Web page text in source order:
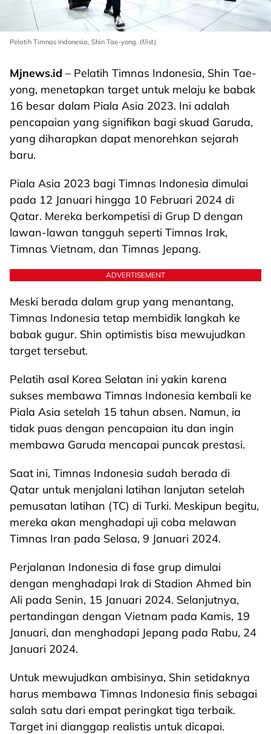
Pelatih Timnas Indonesia, Shin Tae-yong. (f/ist)
Mjnews.id – Pelatih Timnas Indonesia, Shin Tae-
yong, menetapkan target untuk melaju ke babak
16 besar dalam Piala Asia 2023. Ini adalah
pencapaian yang signifikan bagi skuad Garuda,
yang diharapkan dapat menorehkan sejarah
baru.
Piala Asia 2023 bagi Timnas Indonesia dimulai
pada 12 Januari hingga 10 Februari 2024 di
Qatar. Mereka berkompetisi di Grup D dengan
lawan-lawan tangguh seperti Timnas Irak,
Timnas Vietnam, dan Timnas Jepang.
ADVERTISEMENT
Meski berada dalam grup yang menantang,
Timnas Indonesia tetap membidik langkah ke
babak gugur. Shin optimistis bisa mewujudkan
target tersebut.
Pelatih asal Korea Selatan ini yakin karena
sukses membawa Timnas Indonesia kembali ke
Piala Asia setelah 15 tahun absen. Namun, ia
tidak puas dengan pencapaian itu dan ingin
membawa Garuda mencapai puncak prestasi.
Saat ini, Timnas Indonesia sudah berada di
Qatar untuk menjalani latihan lanjutan setelah
pemusatan latihan (TC) di Turki. Meskipun begitu,
mereka akan menghadapi uji coba melawan
Timnas Iran pada Selasa, 9 Januari 2024.
Perjalanan Indonesia di fase grup dimulai
dengan menghadapi Irak di Stadion Ahmed bin
Ali pada Senin, 15 Januari 2024. Selanjutnya,
pertandingan dengan Vietnam pada Kamis, 19
Januari, dan menghadapi Jepang pada Rabu, 24
Januari 2024.
Untuk mewujudkan ambisinya, Shin setidaknya
harus membawa Timnas Indonesia finis sebagai
salah satu dari empat peringkat tiga terbaik.
Target ini dianggap realistis untuk dicapai.